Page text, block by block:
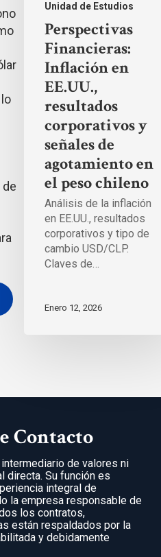
Unidad de Estudios
agotamiento
chileno
Perspectivas
Financieras:
Inflación en
EE.UU.,
resultados
corporativos y
señales de
agotamiento en
el peso chileno
Análisis de la inflación
en EE.UU., resultados
corporativos y tipo de
cambio USD/CLP.
Claves de…
Enero 12, 2026
Contacto
de valores ni
directa. Su función es
integral de
la empresa responsable de
los contratos,
están respaldados por la
y debidamente